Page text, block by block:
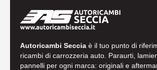
Autoricambi Seccia è il tuo punto di
ricambi di carrozzeria auto. Paraurti,
pannelli per ogni marca: originali e